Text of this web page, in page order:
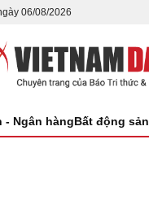
06/08/2026
- Ngân hàngBất động sản